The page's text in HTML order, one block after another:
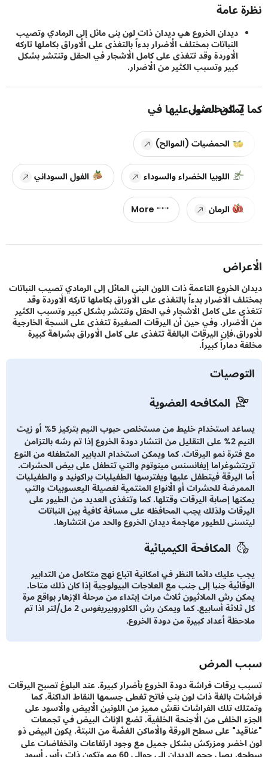
عامة
ديدان الخروع هي ديدان ذات لون بنى مائل إلى الرمادي وتصيب
النباتات بمختلف الأضرار بدءاً بالتغذى على الأوراق بكاملها تاركه
الأوردة وقد تتغذى على كامل الأشجار في الحقل وتنتشر بشكل
كبير وتسبب الكثير من الأضرار.
العثور عليها في 7 المحاصيل
الحمضيات (الموالح)
اللوبيا الخضراء والسوداء الفول السوداني
الرمان More
الخروع الناعمة ذات اللون البنى المائل إلى الرمادي تصيب النباتات
الأضرار بدءاً بالتغذى على الأوراق بكاملها تاركه الأوردة وقد
على كامل الأشجار في الحقل وتنتشر بشكل كبير وتسبب الكثير
وفي حين أن اليرقات الصغيرة تتغذى على انسجة الخارجية
اليرقات البالغة تتغذى على كامل الأوراق بشراهة كبيرة
دماراً كبيراً.
المكافحه العضوية
يساعد استخدام خليط من مستخلص حبوب النيم بتركيز 5% أو زيت
النيم 2% على التقليل من انتشار دودة الخروع إذا تم رشه بالتزامن
نمو اليرقات. كما ويمكن استخدام الدبابير المتطفله من النوع
إيفانسنس مينوتوم والتي تتطفل على بيض الحشرات.
اليرقة فيتطفل عليها ويفترسها الطفيليات براكونيد و والطفيليات
للحشرات أو الأنواع المنتمية لفصيلة اليعسوبيات والتي
إصابة اليرقات وقتلها. كما وتتغذى العديد من الطيور على
ولذلك يجب المحافظه على مسافة كافية بين النباتات
للطيور مهاجمة ديدان الخروع والحد من انتشارها.
المكافحة الكيميائية
عليك دائما النظر في امكانية اتباع نهج متكامل من التدابير
جنبا إلى جنب مع العلاجات البيولوجية إذا كان ذلك متاحا.
رش الملاثيون ثلاث مرات إبتداء من مرحلة الإزهار بواقع مرة
كل ثلاثة أسابيع. كما ويمكن رش الكلوروبيريفوس 2 مل/لتر اذا تم
أعداد كبيرة من دودة الخروع.
المرض
فراشة دودة الخروع بأضرار كبيرة. عند البلوغ تصبح اليرقات
بالغة ذات لون بني فاتح تغطى جسمها النقاط الداكنة. كما
تلك الفراشات نقش مميز من اللونين الأبيض والأسود على
الخلفى من الأجنحة الخلفية. تضع الإناث البيض في تجمعات
على سطح الورقة والأماكن الغضّة من النبتة. يكون البيض ذو
ومزركش بشكل جميل مع وجود ارتفاعات وانخفاضات على
سطحه. يصل حجم الديدان إلى حوالى 60 مم وتكون ذات رأس أسود